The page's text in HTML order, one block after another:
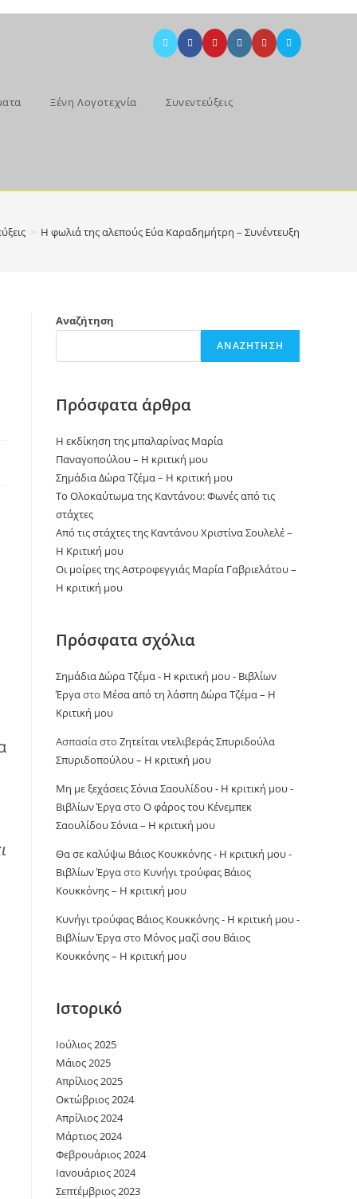
Ξένη Λογοτεχνία Συνεντεύξεις
> Η φωλιά της αλεπούς Εύα Καραδημήτρη – Συνέντευξη
Αναζήτηση
ΑΝΑΖΉΤΗΣΗ
Πρόσφατα άρθρα
Η εκδίκηση της μπαλαρίνας Μαρία
Παναγοπούλου – Η κριτική μου
Σημάδια Δώρα Τζέμα – Η κριτική μου
Το Ολοκαύτωμα της Καντάνου: Φωνές από τις
στάχτες
Από τις στάχτες της Καντάνου Χριστίνα Σουλελέ –
Η Κριτική μου
Οι μοίρες της Αστροφεγγιάς Μαρία Γαβριελάτου –
Η κριτική μου
Πρόσφατα σχόλια
Σημάδια Δώρα Τζέμα - Η κριτική μου - Βιβλίων
Έργαστο Μέσα από τη λάσπη Δώρα Τζέμα – Η
Κριτική μου
Ασπασίαστο Ζητείται ντελιβεράς Σπυριδούλα
Σπυριδοπούλου – Η κριτική μου
Μη με ξεχάσεις Σόνια Σαουλίδου - Η κριτική μου -
Βιβλίων Έργαστο Ο φάρος του Κένεμπεκ
Σαουλίδου Σόνια – Η κριτική μου
Θα σε καλύψω Βάιος Κουκκόνης - Η κριτική μου -
Βιβλίων Έργαστο Κυνήγι τρούφας Βάιος
Κουκκόνης – Η κριτική μου
Κυνήγι τρούφας Βάιος Κουκκόνης - Η κριτική μου -
Βιβλίων Έργαστο Μόνος μαζί σου Βάιος
Κουκκόνης – Η κριτική μου
Ιστορικό
Ιούλιος 2025
Μάιος 2025
Απρίλιος 2025
Οκτώβριος 2024
Απρίλιος 2024
Μάρτιος 2024
Φεβρουάριος 2024
Ιανουάριος 2024
Σεπτέμβριος 2023